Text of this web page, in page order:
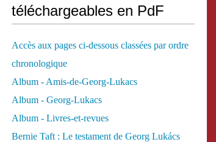
téléchargeables en PdF
Accès aux pages ci-dessous classées par ordre
chronologique
Album - Amis-de-Georg-Lukacs
Album - Georg-Lukacs
Album - Livres-et-revues
Bernie Taft : Le testament de Georg Lukács